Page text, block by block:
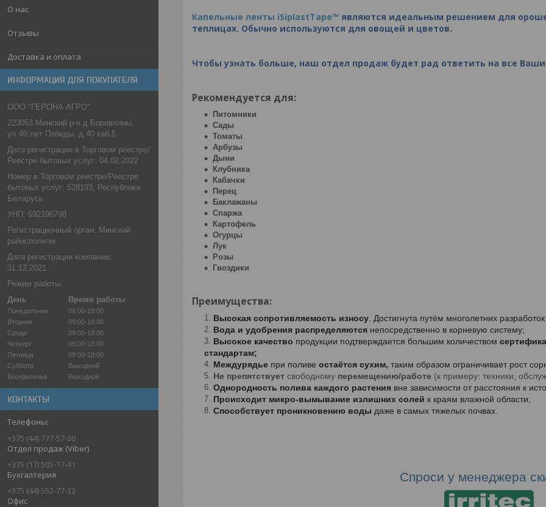
О нас
Отзывы
Доставка и оплата
ИНФОРМАЦИЯ ДЛЯ ПОКУПАТЕЛЯ
ООО "ГЕРОНА АГРО"
223053 Минский р-н д.Боровляны,
ул.40 лет Победы, д.40 каб.5
Дата регистрации в Торговом реестре/
Реестре бытовых услуг: 04.02.2022
Номер в Торговом реестре/Реестре
бытовых услуг: 528193, Республика
Беларусь
УНП: 692196798
Регистрационный орган: Минский
райисполком
Дата регистрации компании:
31.12.2021
Режим работы:
День
Время работы
Понедельник
09:00-18:00
Вторник
09:00-18:00
Среда
09:00-18:00
Четверг
09:00-18:00
Пятница
09:00-18:00
Суббота
Выходной
Воскресенье
Выходной
КОНТАКТЫ
+375 (44) 777-57-30
Отдел продаж (Viber)
+375 (17) 505-17-41
Бухгалтерия
+375 (44) 552-77-33
Офис
Капельные ленты iSiplastTape™ являются идеальным решением для
теплицах. Обычно используются для овощей и цветов.
Чтобы узнать больше, наш отдел продаж будет рад ответить на все
Рекомендуется для:
Питомники
Сады
Томаты
Арбузы
Дыни
Клубника
Кабачки
Перец
Баклажаны
Спаржа
Картофель
Огурцы
Лук
Розы
Гвоздики
Преимущества:
Высокая сопротивляемость износу . Достигнута путём многолетних
Вода и удобрения распределяются непосредственно в корневую систему;
Высокое качество продукции подтверждается большим количеством
стандартам;
Междурядье при поливе остаётся сухим, таким образом ограничивает рост
Не препятствует свободному перемещению/работе (к примеру: техники,
Однородность полива каждого растения вне зависимости от расстояния к
Происходит микро-вымывание излишних солей к краям влажной области;
Способствует проникновению воды даже в самых тяжелых почвах.
Спроси у менеджера